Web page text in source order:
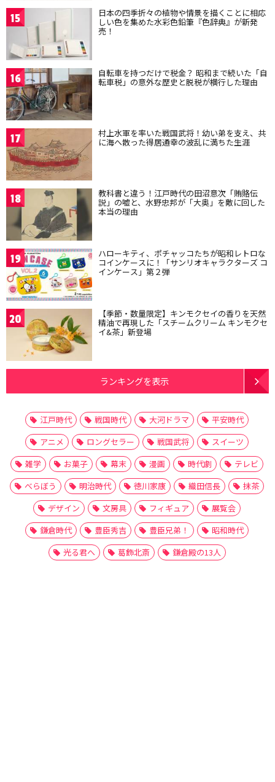
15 日本の四季折々の植物や情景を描くことに相応
しい色を集めた水彩色鉛筆『色辞典』が新発
売！
16 自転車を持つだけで税金？ 昭和まで続いた「自
転車税」の意外な歴史と脱税が横行した理由
17 村上水軍を率いた戦国武将！幼い弟を支え、共
に海へ散った得居通幸の波乱に満ちた生涯
18 教科書と違う！江戸時代の田沼意次「賄賂伝
説」の嘘と、水野忠邦が「大奥」を敵に回した
本当の理由
19 ハローキティ、ポチャッコたちが昭和レトロな
コインケースに！「サンリオキャラクターズ コ
インケース」第２弾
20 【季節・数量限定】キンモクセイの香りを天然
精油で再現した「スチームクリーム キンモクセ
イ&茶」新登場
ランキングを表示
江戸時代 戦国時代 大河ドラマ
平安時代
アニメ
ロングセラー 戦国武将
スイーツ
雑学
お菓子 幕末 漫画 時代劇
テレビ
べらぼう
明治時代 徳川家康 織田信長
抹茶
デザイン
文房具 フィギュア
展覧会
鎌倉時代
豊臣秀吉 豊臣兄弟！
昭和時代
光る君へ
葛飾北斎 鎌倉殿の13人